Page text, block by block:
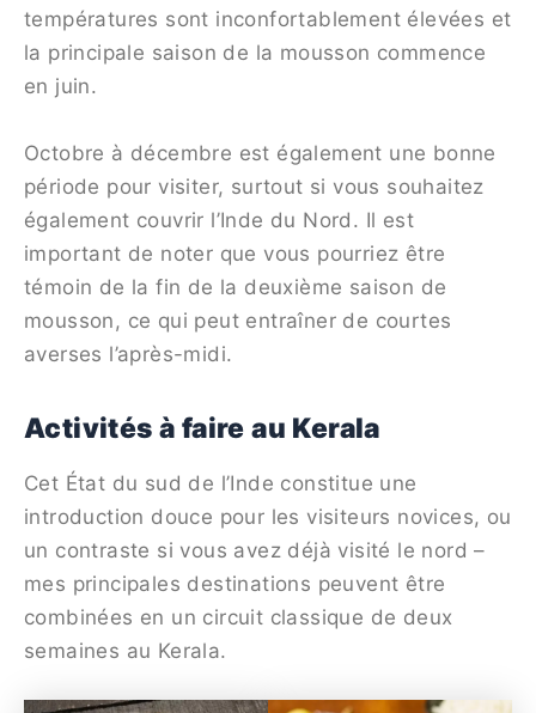
températures sont inconfortablement élevées et
la principale saison de la mousson commence
en juin.
Octobre à décembre est également une bonne
période pour visiter, surtout si vous souhaitez
également couvrir l’Inde du Nord. Il est
important de noter que vous pourriez être
témoin de la fin de la deuxième saison de
mousson, ce qui peut entraîner de courtes
averses l’après-midi.
Activités à faire au Kerala
Cet État du sud de l’Inde constitue une
introduction douce pour les visiteurs novices, ou
un contraste si vous avez déjà visité le nord –
mes principales destinations peuvent être
combinées en un circuit classique de deux
semaines au Kerala.